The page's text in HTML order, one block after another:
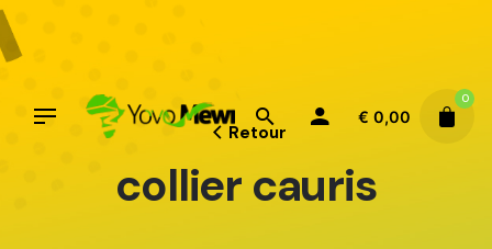
Aller
au
contenu
€ 0,00
0
Retour
collier cauris